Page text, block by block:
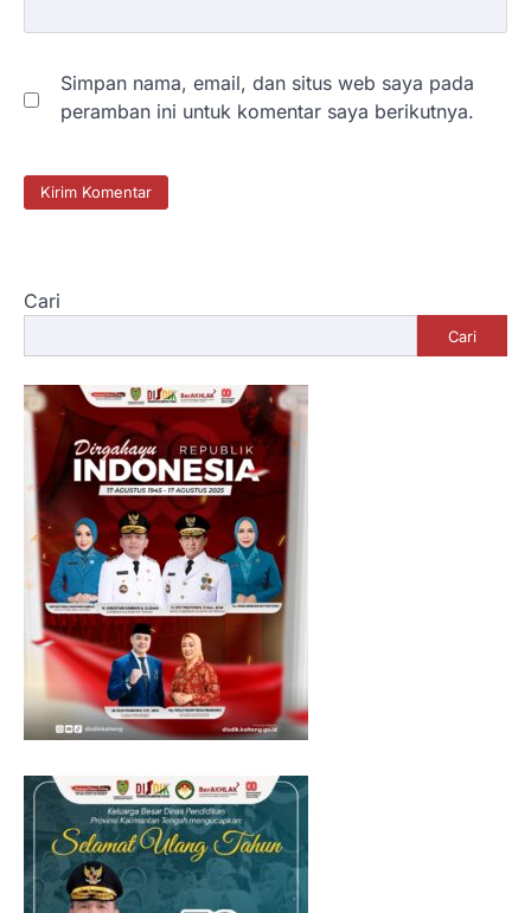
Simpan nama, email, dan situs web saya pada
peramban ini untuk komentar saya berikutnya.
Cari
Cari